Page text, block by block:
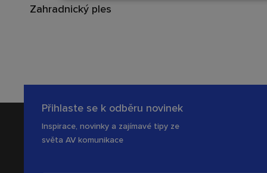
Zahradnický ples
Přihlaste se k odběru novinek
Inspirace, novinky a zajímavé tipy ze
světa AV komunikace